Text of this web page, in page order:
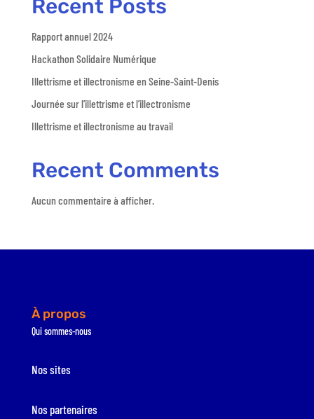
Recent Posts
Rapport annuel 2024
Hackathon Solidaire Numérique
Illettrisme et illectronisme en Seine-Saint-Denis
Journée sur l’illettrisme et l’illectronisme
Illettrisme et illectronisme au travail
Recent Comments
Aucun commentaire à afficher.
À propos
Qui sommes-nous
Nos sites
Nos partenaires